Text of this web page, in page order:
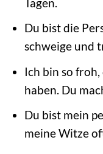
Du bist die
schweige und
Ich bin so
haben. Du
Du bist mein
meine Witze